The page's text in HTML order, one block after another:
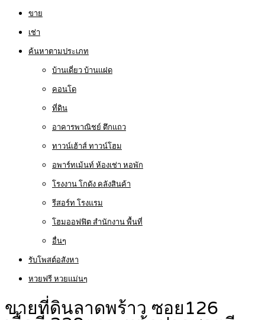
ขาย
เช่า
ค้นหาตามประเภท
บ้านเดี่ยว บ้านแฝด
คอนโด
ที่ดิน
อาคารพาณิชย์ ตึกแถว
ทาวน์เฮ้าส์ ทาวน์โฮม
อพาร์ทเม้นท์ ห้องเช่า หอพัก
โรงงาน โกดัง คลังสินค้า
รีสอร์ท โรงแรม
โฮมออฟฟิต สำนักงาน พื้นที่
อื่นๆ
รับโพสต์อสังหา
หวยฟรี หวยแม่นๆ
ขายที่ดินลาดพร้าว ซอย126